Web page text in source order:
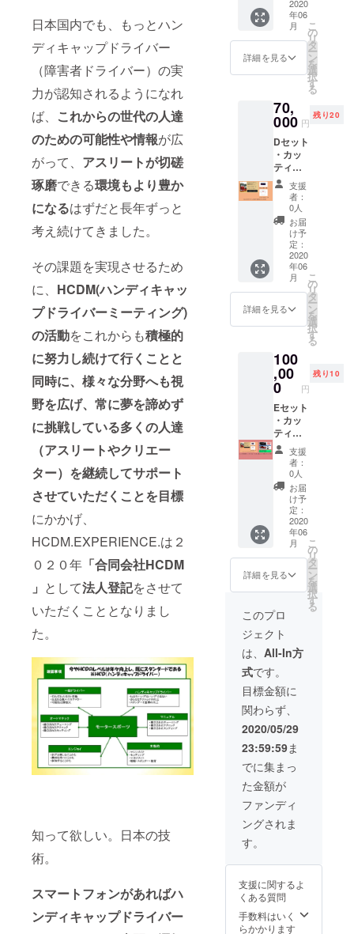
日本国内でも、もっとハン
ディキャップドライバー
（障害者ドライバー）の実
力が認知されるようになれ
ば、 これからの世代の人達
のための可能性や情報が広
がって、 アスリートが切磋
琢磨できる環境もより豊か
になるはずだと長年ずっと
考え続けてきました。
その課題を実現させるため
に、 HCDM(ハンディキャッ
プドライバーミーティング)
の活動をこれからも積極的
に努力し続けて行くことと
同時に、様々な分野へも視
野を広げ、 常に夢を諦めず
に挑戦している多くの人達
（アスリートやクリエー
ター）を継続してサポート
させていただくことを目標
にかかげ、
HCDM.EXPERIENCE.は２
０２０年 「合同会社HCDM
」 として法人登記をさせて
いただくこととなりまし
た。
知って欲しい。日本の技
術。
スマートフォンがあればハ
ンディキャップドライバー
37㎝ ×
マチ
11cm
素材 綿
100％
然素材
の一品
です。
太陽の
恵みと
り注が
れたこ
の天然
とまと
ジュー
ス。 リ
コピン
たっぷ
り美容
と健康
に効果
抜群の
おすす
めの１
品で
す。 ぜ
ひ、こ
みてく
ださ
い。 感
謝の気
持ちを
込め
て、２
本セッ
トでお
届けさ
せてい
ただき
ます。
19㎝ ×
縦1.4㎝
「ホワ
イト文
字」 ・
特製ト
マト
ス
（1000
ml）２
本セッ
ト ・オ
リジナ
ルフェ
イスタ
オル
素材 綿
100%
75.5g/
枚(240
フラッ
ト織
サイ
2020
年06
月
詳細を見る
こ
の
リ
タ
ー
ン
を
選
択
す
る
70,
000 円
残り20
Dセット
・カッ
ティン
グス
テッ
カー
（１
枚）サ
イズ 横
19㎝ ×
縦1.4㎝
「ホワ
イト文
字」 ・
特製ト
マト
ス
（1000
ml）２
本セッ
ト ・オ
リジナ
ルフェ
イスタ
オル
素材 綿
100%
75.5g/
枚(240
フラッ
ト織 サ
イズ
縦34㎝
× 横84
㎝ ・オ
リジナ
ルTシャ
ツ
（白）
ボック
スロゴ
（赤）※
基本サ
イズは
Mサイ
ズ「ご
希望の
品のサ
イズを
プルダ
ウン選
択して
くださ
ない場
サイズ
となり
ます」
素材
支援
者：
0人
お届
け予
定：
2020
年06
月
詳細を見る
こ
の
リ
タ
ー
ン
を
選
択
す
る
100
,00
0 円
残り10
Eセット
・カッ
ティン
グス
テッ
カー
（１
枚）サ
イズ 横
19㎝ ×
縦1.4㎝
「ホワ
イト文
字」 ・
特製ト
マト
ジュー
ス ２
本セッ
ト ・オ
リジナ
ルフェ
イスタ
オル 素
材 綿
100%
75.5g/
枚(240
匁) 片面
フラッ
ト織
サイ
ズ 縦
34㎝ ×
ジナルT
（白）
ボック
スロゴ
（赤）※
支援
者：
0人
お届
け予
定：
2020
年06
月
詳細を見る
こ
の
リ
タ
ー
ン
を
選
択
す
る
このプロ
ジェクト
は、 All-In方
式です。
目標金額に
関わらず、
2020/05/29
23:59:59ま
でに集まっ
た金額が
ファンディ
ングされま
す。
支援に関するよ
くある質問
手数料はいく
らかかります